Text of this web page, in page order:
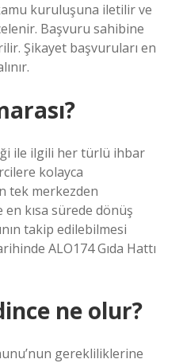
kuruluşuna iletilir ve
Başvuru sahibine
Şikayet başvuruları en
ile ilgili her türlü ihbar
kolayca
tek merkezden
kısa sürede dönüş
takip edilebilmesi
ALO174 Gıda Hattı
ne olur?
gerekliliklerine